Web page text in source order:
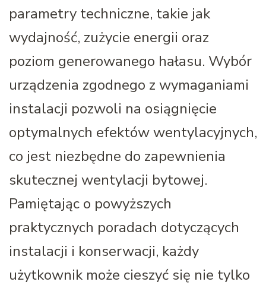
parametry techniczne, takie jak
wydajność, zużycie energii oraz
poziom generowanego hałasu. Wybór
urządzenia zgodnego z wymaganiami
instalacji pozwoli na osiągnięcie
optymalnych efektów wentylacyjnych,
co jest niezbędne do zapewnienia
skutecznej wentylacji bytowej.
Pamiętając o powyższych
praktycznych poradach dotyczących
instalacji i konserwacji, każdy
użytkownik może cieszyć się nie tylko